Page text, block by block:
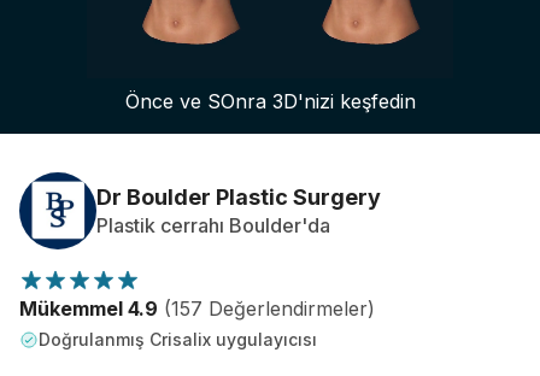
3D İş Platformu
Hasta incelemeleri
Önce ve SOnra 3D'nizi keşfedin
Dr Boulder Plastic Surgery
Plastik cerrahı Boulder'da
Mükemmel 4.9 (157 Değerlendirmeler)
Doğrulanmış Crisalix uygulayıcısı